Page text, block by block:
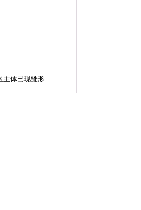
主体已现雏形